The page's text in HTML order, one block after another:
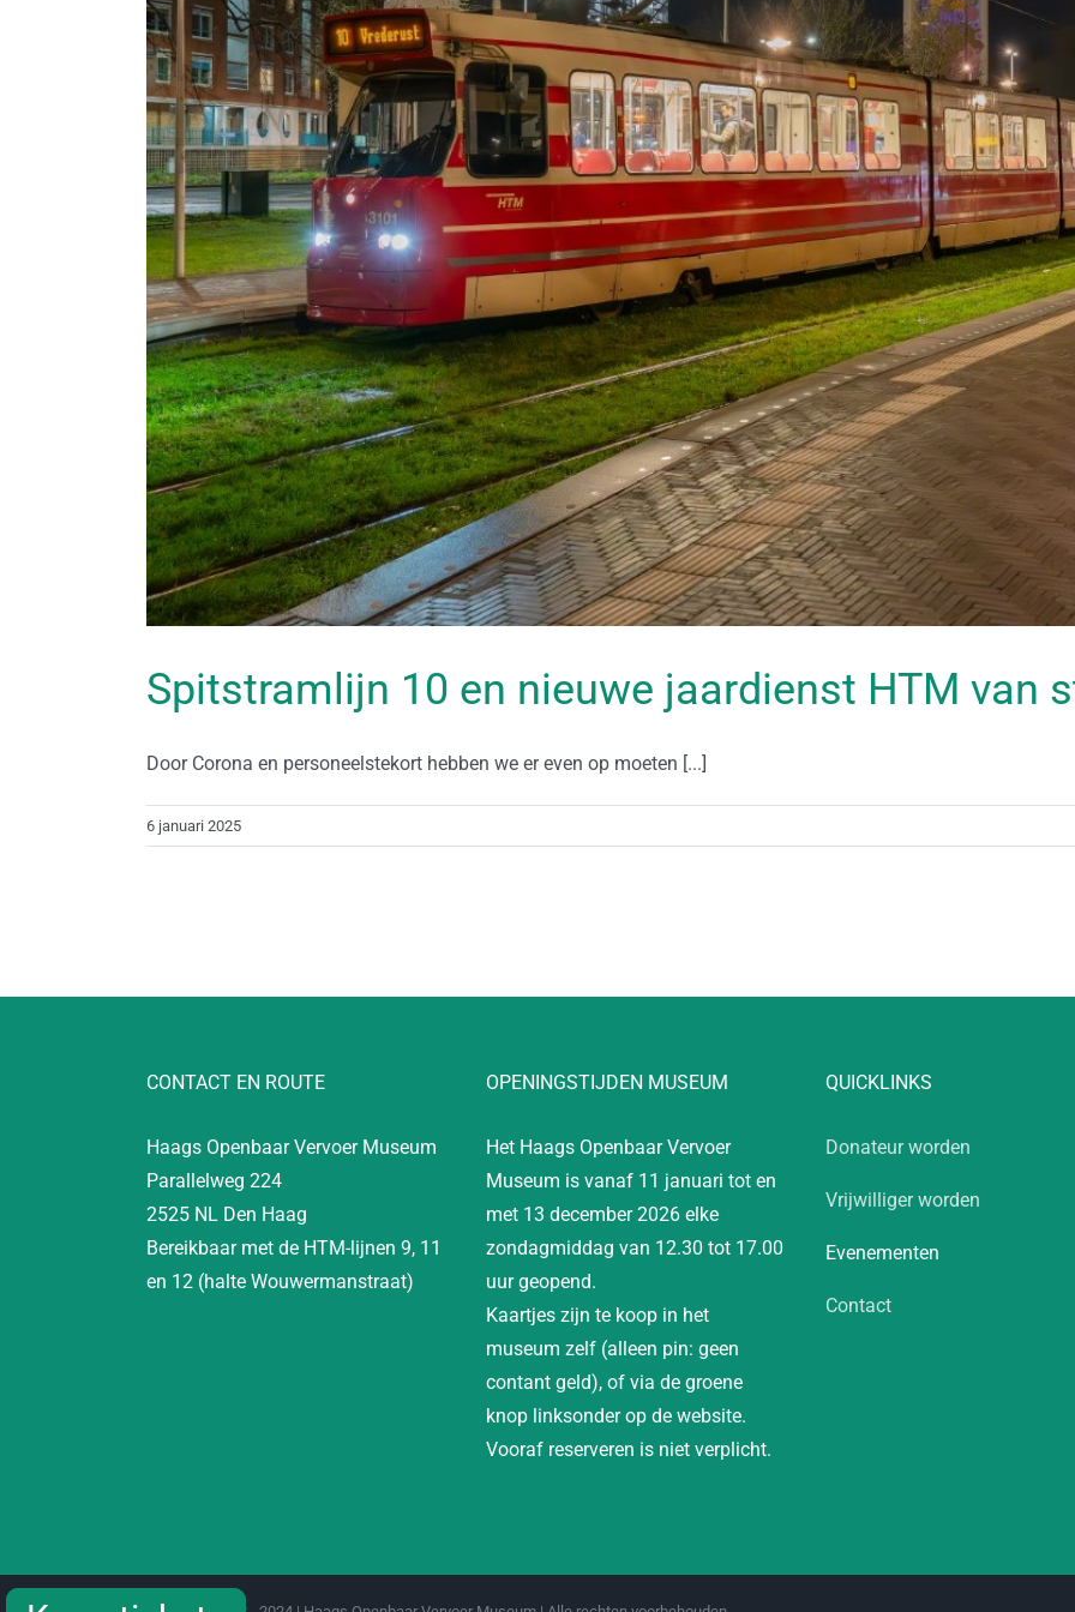
Spitstramlijn 10 en nieuwe jaardienst HTM van
Door Corona en personeelstekort hebben we er even op moeten [...]
6 januari 2025
CONTACT EN ROUTE
Haags Openbaar Vervoer Museum
Parallelweg 224
2525 NL Den Haag
Bereikbaar met de HTM-lijnen 9, 11
en 12 (halte Wouwermanstraat)
OPENINGSTIJDEN MUSEUM
Het Haags Openbaar Vervoer
Museum is vanaf 11 januari tot en
met 13 december 2026 elke
zondagmiddag van 12.30 tot 17.00
uur geopend.
Kaartjes zijn te koop in het
museum zelf (alleen pin: geen
contant geld), of via de groene
knop linksonder op de website.
Vooraf reserveren is niet verplicht.
QUICKLINKS
Donateur worden
Vrijwilliger worden
Evenementen
Contact